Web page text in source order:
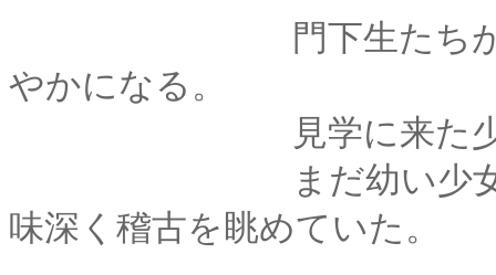
門下生たちがやって
やかになる。
見学に来た少年は、
まだ幼い少女は兄と
味深く稽古を眺めていた。